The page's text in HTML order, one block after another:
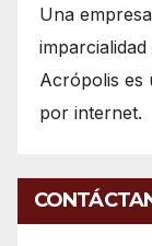
Una
Acrópolis es
por internet.